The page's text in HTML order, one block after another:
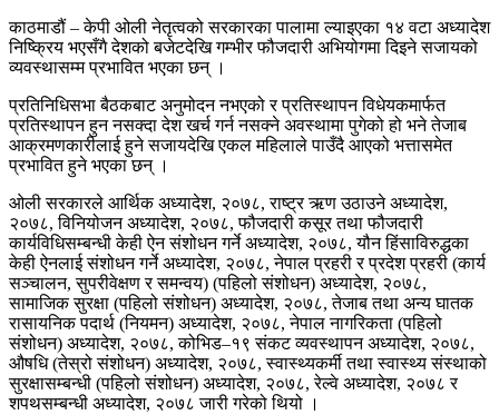
काठमाडौं – केपी ओली नेतृत्वको सरकारका पालामा ल्याइएका १४ वटा अध्यादेश
निष्क्रिय भएसँगै देशको बजेटदेखि गम्भीर फौजदारी अभियोगमा दिइने सजायको
व्यवस्थासम्म प्रभावित भएका छन् ।
प्रतिनिधिसभा बैठकबाट अनुमोदन नभएको र प्रतिस्थापन विधेयकमार्फत
प्रतिस्थापन हुन नसक्दा देश खर्च गर्न नसक्ने अवस्थामा पुगेको हो भने तेजाब
आक्रमणकारीलाई हुने सजायदेखि एकल महिलाले पाउँदै आएको भत्तासमेत
प्रभावित हुने भएका छन् ।
ओली सरकारले आर्थिक अध्यादेश, २०७८, राष्ट्र ऋण उठाउने अध्यादेश,
२०७८, विनियोजन अध्यादेश, २०७८, फौजदारी कसूर तथा फौजदारी
कार्यविधिसम्बन्धी केही ऐन संशोधन गर्ने अध्यादेश, २०७८, यौन हिंसाविरुद्धका
केही ऐनलाई संशोधन गर्ने अध्यादेश, २०७८, नेपाल प्रहरी र प्रदेश प्रहरी (कार्य
सञ्चालन, सुपरीवेक्षण र समन्वय) (पहिलो संशोधन) अध्यादेश, २०७८,
सामाजिक सुरक्षा (पहिलो संशोधन) अध्यादेश, २०७८, तेजाब तथा अन्य घातक
रासायनिक पदार्थ (नियमन) अध्यादेश, २०७८, नेपाल नागरिकता (पहिलो
संशोधन) अध्यादेश, २०७८, कोभिड–१९ संकट व्यवस्थापन अध्यादेश, २०७८,
औषधि (तेस्रो संशोधन) अध्यादेश, २०७८, स्वास्थ्यकर्मी तथा स्वास्थ्य संस्थाको
सुरक्षासम्बन्धी (पहिलो संशोधन) अध्यादेश, २०७८, रेल्वे अध्यादेश, २०७८ र
शपथसम्बन्धी अध्यादेश, २०७८ जारी गरेको थियो ।